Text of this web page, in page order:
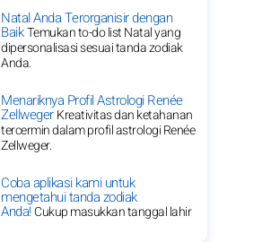
Natal Anda Terorganisir dengan
BaikTemukan to-do list Natal yang
dipersonalisasi sesuai tanda zodiak
Anda.
Menariknya Profil Astrologi Renée
ZellwegerKreativitas dan ketahanan
tercermin dalam profil astrologi Renée
Zellweger.
Coba aplikasi kami untuk
mengetahui tanda zodiak
Anda!Cukup masukkan tanggal lahir